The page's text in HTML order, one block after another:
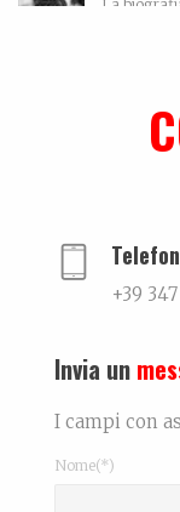
La
Quando
+39
Invia un
I campi con
Nome(*)